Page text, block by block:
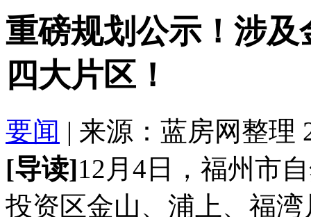
重磅规划公示！涉
四大片区！
要闻 | 来源：蓝房网整理
[导读]12月4日，福州市
投资区金山、浦上、福